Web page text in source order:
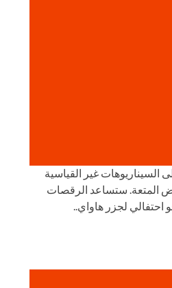
السيناريوهات غير القياسية
المتعة. ستساعد الرقصات
احتفالي لجزر هاواي..